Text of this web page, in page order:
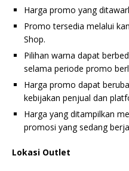
Harga promo yang
Promo tersedia melalui
Shop.
Pilihan warna dapat
selama periode promo
Harga promo dapat
kebijakan penjual dan
Harga yang ditampilkan
promosi yang sedang
Lokasi Outlet